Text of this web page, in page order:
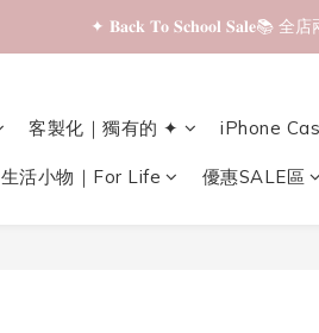
✦ 𝐁𝐚𝐜𝐤 𝐓𝐨 𝐒𝐜𝐡𝐨𝐨𝐥 𝐒𝐚𝐥𝐞📚 全
✦ 𝐁𝐚𝐜𝐤 𝐓𝐨 𝐒𝐜𝐡𝐨𝐨𝐥 𝐒𝐚𝐥𝐞📚 全
✦ 𝐁𝐚𝐜𝐤 𝐓𝐨 𝐒𝐜𝐡𝐨𝐨𝐥 𝐒𝐚𝐥𝐞📚 全
客製化｜獨有的 ✦ iPhone
生活小物｜For Life 優惠SALE區